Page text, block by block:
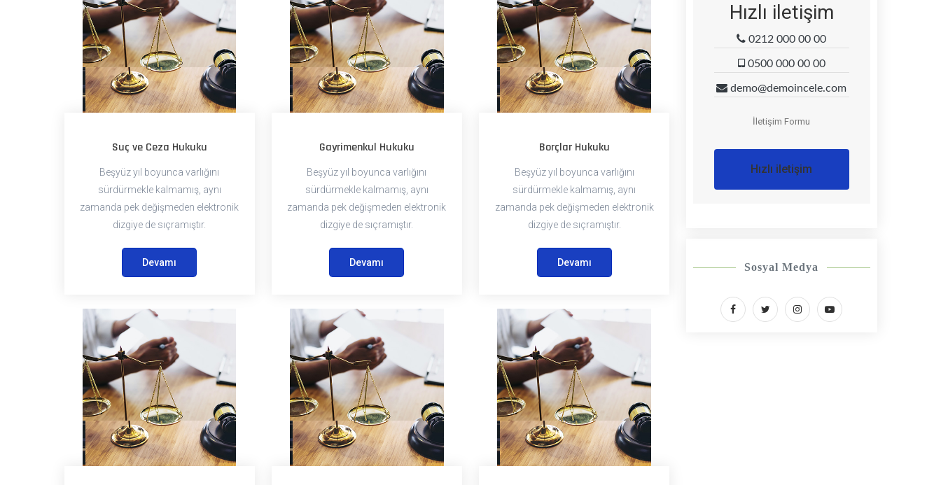
Suç ve Ceza Hukuku
Beşyüz yıl boyunca varlığını
sürdürmekle kalmamış, aynı
zamanda pek değişmeden elektronik
dizgiye de sıçramıştır.
Devamı
Gayrimenkul Hukuku
Beşyüz yıl boyunca varlığını
sürdürmekle kalmamış, aynı
zamanda pek değişmeden elektronik
dizgiye de sıçramıştır.
Devamı
Borçlar Hukuku
Beşyüz yıl boyunca varlığını
sürdürmekle kalmamış, aynı
zamanda pek değişmeden elektronik
dizgiye de sıçramıştır.
Devamı
Hızlı iletişim
0212 000 00 00
0500 000 00 00
demo@demoincele.com
İletişim Formu
Hızlı iletişim
Sosyal Medya